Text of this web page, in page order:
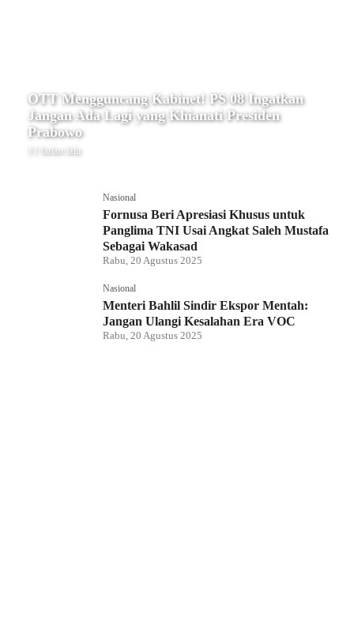
OTT Mengguncang Kabinet! PS 08 Ingatkan
Jangan Ada Lagi yang Khianati Presiden
Prabowo
11 bulan lalu
Nasional
Fornusa Beri Apresiasi Khusus untuk
Panglima TNI Usai Angkat Saleh Mustafa
Sebagai Wakasad
Rabu, 20 Agustus 2025
Nasional
Menteri Bahlil Sindir Ekspor Mentah:
Jangan Ulangi Kesalahan Era VOC
Rabu, 20 Agustus 2025